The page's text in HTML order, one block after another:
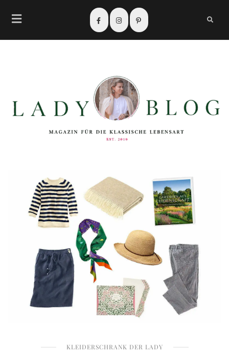
KLEIDERSCHRANK DER LADY